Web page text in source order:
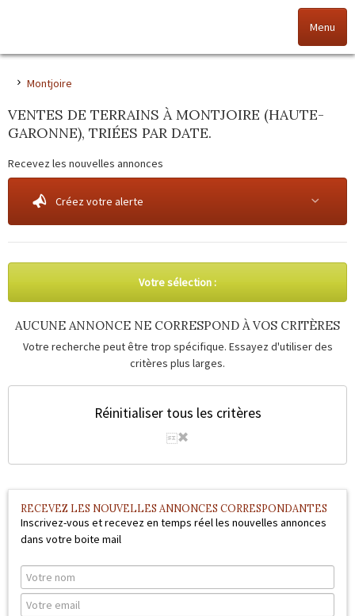
Menu
Accueil
Nos offres
Nos agences
NOS VALEURS
Vendez votre bien
Gestion
Montjoire
VENTES DE TERRAINS À MONTJOIRE (HAUTE-
GARONNE), TRIÉES PAR DATE.
Recevez les nouvelles annonces
Créez votre alerte
Votre sélection :
AUCUNE ANNONCE NE CORRESPOND À VOS CRITÈRES
Votre recherche peut être trop spécifique. Essayez d'utiliser des
critères plus larges.
Réinitialiser tous les critères
RECEVEZ LES NOUVELLES ANNONCES CORRESPONDANTES
Inscrivez-vous et recevez en temps réel les nouvelles annonces
dans votre boite mail